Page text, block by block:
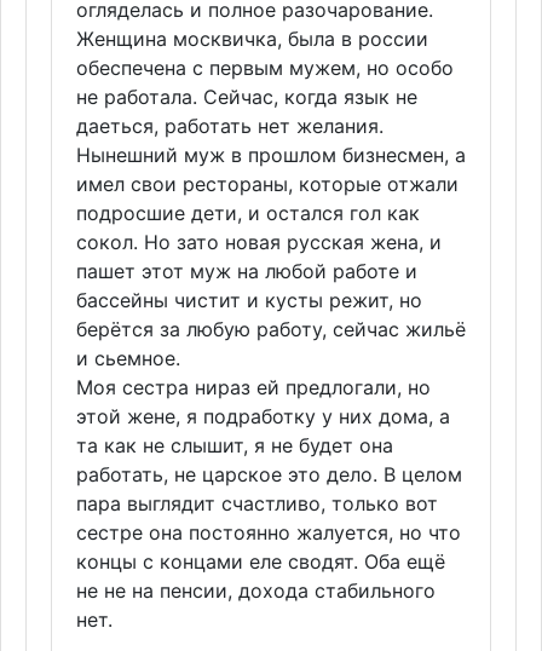
огляделась и полное разочарование.
Женщина москвичка, была в россии
обеспечена с первым мужем, но особо
не работала. Сейчас, когда язык не
даеться, работать нет желания.
Нынешний муж в прошлом бизнесмен, а
имел свои рестораны, которые отжали
подросшие дети, и остался гол как
сокол. Но зато новая русская жена, и
пашет этот муж на любой работе и
бассейны чистит и кусты режит, но
берётся за любую работу, сейчас жильё
и сьемное.
Моя сестра нираз ей предлогали, но
этой жене, я подработку у них дома, а
та как не слышит, я не будет она
работать, не царское это дело. В целом
пара выглядит счастливо, только вот
сестре она постоянно жалуется, но что
концы с концами еле сводят. Оба ещё
не не на пенсии, дохода стабильного
нет.